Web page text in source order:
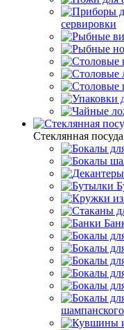
сервировки
Стеклянная посуда
шампанского